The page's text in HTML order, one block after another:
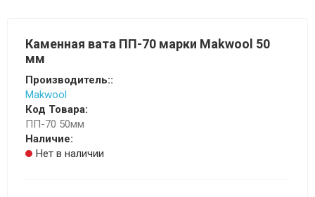
Каменная вата ПП-70 марки Makwool 50
мм
Производитель::
Makwool
Код Товара:
ПП-70 50мм
Наличие:
Нет в наличии